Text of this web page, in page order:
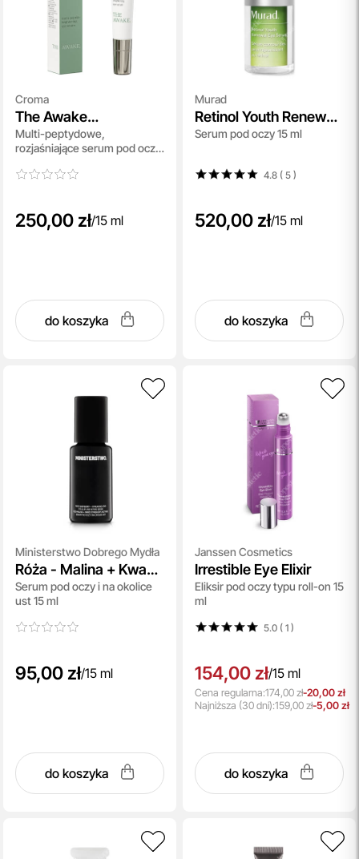
Croma
The Awake
Brightening Eye Serum
Multi-peptydowe,
rozjaśniające serum pod oczy
250,00 zł/15 ml
do koszyka
Murad
Retinol Youth Renewal
Eye Serum
Serum pod oczy 15 ml
4.8 ( 5)
520,00 zł/15 ml
do koszyka
Ministerstwo Dobrego Mydła
Róża - Malina + Kwas
Xymenowy
Serum pod oczy i na okolice
ust 15 ml
95,00 zł/15 ml
do koszyka
Janssen Cosmetics
Irrestible Eye Elixir
Eliksir pod oczy typu roll-on 15
ml
5.0 ( 1)
154,00 zł/15 ml
Cena regularna:174,00 zł-20,00 zł
Najniższa (30 dni):159,00 zł-5,00 zł
do koszyka